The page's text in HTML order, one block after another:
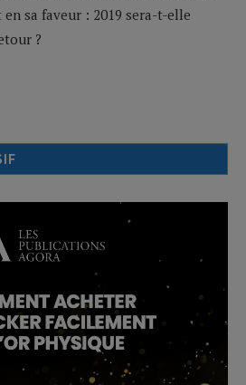
sa faveur : 2019 sera-t-elle
?